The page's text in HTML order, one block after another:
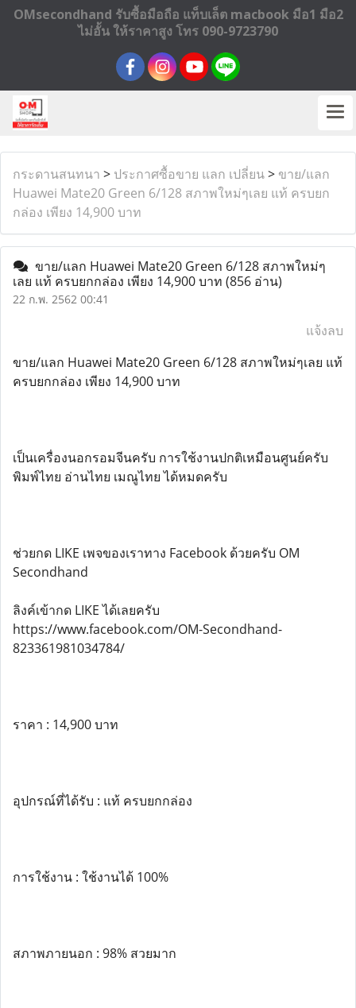
OMsecondhand รับซื้อมือถือ แท็บเล็ต macbook มือ1 มือ2
ไม่อั้น ให้ราคาสูง โทร 090-9723790
กระดานสนทนา > ประกาศซื้อขาย แลก เปลี่ยน> ขาย/แลก
Huawei Mate20 Green 6/128 สภาพใหม่ๆเลย แท้ ครบยก
กล่อง เพียง 14,900 บาท
ขาย/แลก Huawei Mate20 Green 6/128 สภาพใหม่ๆ
เลย แท้ ครบยกกล่อง เพียง 14,900 บาท (856 อ่าน)
22 ก.พ. 2562 00:41
แจ้งลบ
ขาย/แลก Huawei Mate20 Green 6/128 สภาพใหม่ๆเลย แท้
ครบยกกล่อง เพียง 14,900 บาท
เป็นเครื่องนอกรอมจีนครับ การใช้งานปกติเหมือนศูนย์ครับ
พิมพ์ไทย อ่านไทย เมณูไทย ได้หมดครับ
ช่วยกด LIKE เพจของเราทาง Facebook ด้วยครับ OM
Secondhand
ลิงค์เข้ากด LIKE ได้เลยครับ
https://www.facebook.com/OM-Secondhand-
823361981034784/
ราคา : 14,900 บาท
อุปกรณ์ที่ได้รับ : แท้ ครบยกกล่อง
การใช้งาน : ใช้งานได้ 100%
สภาพภายนอก : 98% สวยมาก